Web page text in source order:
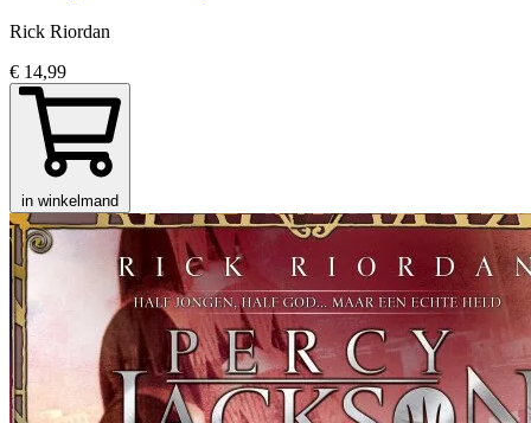
Rick Riordan
€ 14,99
in winkelmand